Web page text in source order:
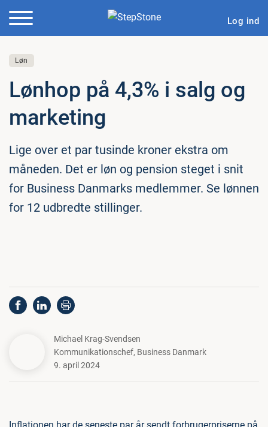
Log ind
Løn
Lønhop på 4,3% i salg og
marketing
Lige over et par tusinde kroner ekstra om
måneden. Det er løn og pension steget i snit
for Business Danmarks medlemmer. Se lønnen
for 12 udbredte stillinger.
Michael Krag-Svendsen
Kommunikationschef, Business Danmark
9. april 2024